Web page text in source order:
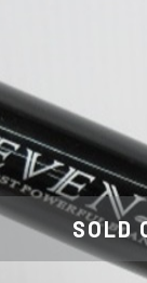
SOLD